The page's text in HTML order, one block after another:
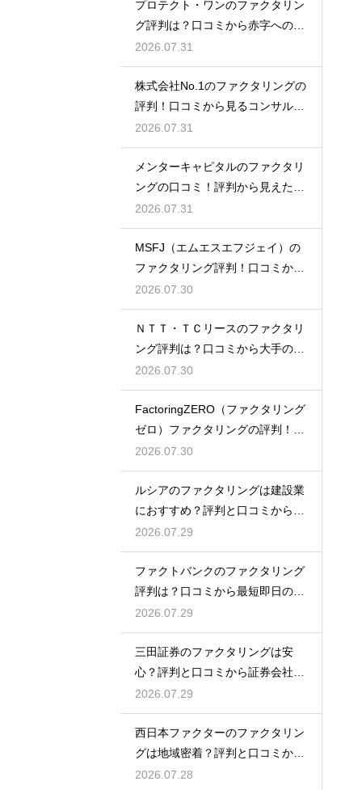
プロテクト・ワンのファクタリン
グ評判は？口コミから赤字への対
応力を調査
2026.07.31
株式会社No.1のファクタリングの
評判！口コミから見るコンサル力
とは
2026.07.31
メンターキャピタルのファクタリ
ングの口コミ！評判から見えた利
用者の本音
2026.07.31
MSFJ（エムエスエフジェイ）の
ファクタリング評判！口コミから
探る利点
2026.07.30
ＮＴＴ・ＴＣリースのファクタリ
ング評判は？口コミから大手の安
心感を検証
2026.07.30
FactoringZERO（ファクタリング
ゼロ）ファクタリングの評判！口
コミは？
2026.07.30
ルシアのファクタリングは建設業
におすすめ？評判と口コミから専
門性を確認
2026.07.29
ファクトバンクのファクタリング
評判は？口コミから最短即日の入
金を検証
2026.07.29
三田証券のファクタリングは安
心？評判と口コミから証券会社の
実力を検証
2026.07.29
西日本ファクターのファクタリン
グは地域密着？評判と口コミから
真相を探る
2026.07.28